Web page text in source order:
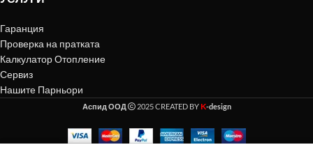
Гаранция
Проверка на пратката
Калкулатор Отопление
Сервиз
Нашите Парньори
Аспид ООД 2025 CREATED BY K-design